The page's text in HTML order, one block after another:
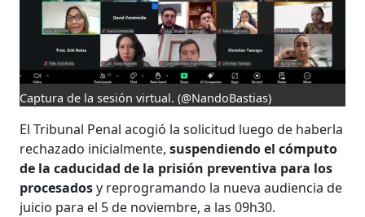
Captura de la sesión virtual. (@NandoBastias)
El Tribunal Penal acogió la solicitud luego de haberla
rechazado inicialmente,suspendiendo el cómputo
de la caducidad de la prisión preventiva para los
procesadosy reprogramando la nueva audiencia de
juicio para el 5 de noviembre, a las 09h30.